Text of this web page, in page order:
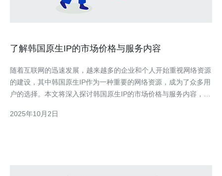
了解韩国原生IP的市场价格与服务内容
随着互联网的迅速发展，越来越多的企业和个人开始重视网络资源
的建设，其中韩国原生IP作为一种重要的网络资源，成为了众多用
户的选择。本文将深入探讨韩国原生IP的市场价格与服务内容，帮
什么是原生IP。简单来说，原生IP是指直接由互联网服务提供商
2025年10月2日